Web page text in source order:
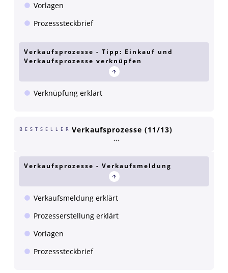
Vorlagen
Prozesssteckbrief
Verkaufsprozesse - Tipp: Einkauf und
Verkaufsprozesse verknüpfen
Verknüpfung erklärt
BESTSELLER Verkaufsprozesse (11/13)
Verkaufsprozesse - Verkaufsmeldung
Verkaufsmeldung erklärt
Prozesserstellung erklärt
Vorlagen
Prozesssteckbrief